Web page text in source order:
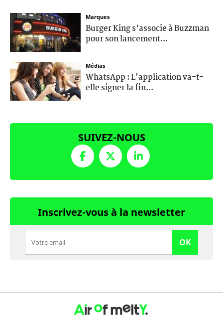
Marques
Burger King s’associe à Buzzman
pour son lancement...
Médias
WhatsApp : L'application va-t-
elle signer la fin...
SUIVEZ-NOUS
Inscrivez-vous à la newsletter
OK